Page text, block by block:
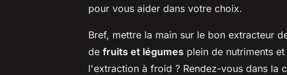
pour vous aider dans votre choix.
Bref, mettre la main sur le bon extracteur
de fruits et légumes plein de nutriments
l'extraction à froid ? Rendez-vous dans la